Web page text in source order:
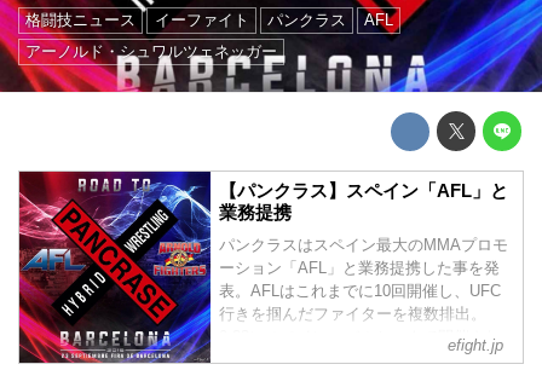
格闘技ニュース イーファイト パンクラス
AFL
アーノルド・シュワルツェネッガー
【パンクラス】スペイン「AFL」と
業務提携
パンクラスはスペイン最大のMMAプロモ
ーション「AFL」と業務提携した事を発
表。AFLはこれまでに10回開催し、UFC
行きを掴んだファイターを複数排出。
9.23にスペイン・バルセロナで開催され
る俳優のアーノルド・シュワルツェネッ
efight.jp